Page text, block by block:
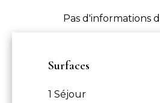
Pas d'informations
Surfaces
1 Séjour